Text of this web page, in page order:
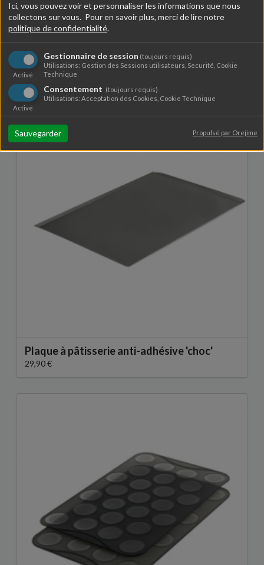
Ici, vous pouvez voir et personnaliser les informations que nous
collectons sur vous. Pour en savoir plus, merci de lire notre
politique de confidentialité.
Gestionnaire de session (toujours requis)
Activé
Utilisations: Gestion des Sessions utilisateurs, Securité, Cookie
Technique
Consentement (toujours requis)
Activé
Utilisations: Acceptation des Cookies, Cookie Technique
Sauvegarder Propulsé par Orejime
Plaque perforée à pâtisser 40 x 30 cm
30,50 €
Plaque à pâtisserie anti-adhésive 'choc'
29,90 €